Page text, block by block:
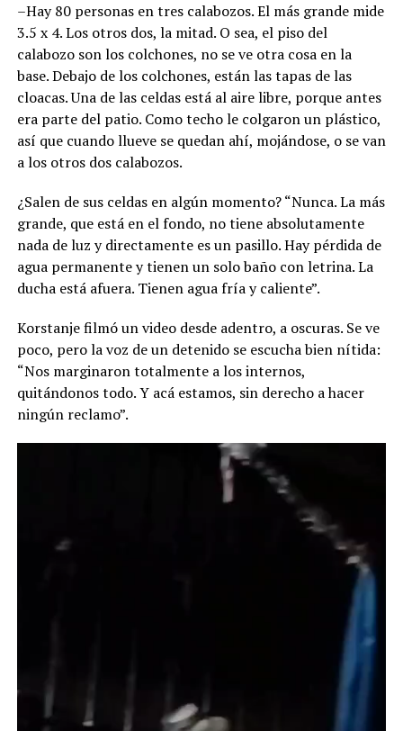
–Hay 80 personas en tres calabozos. El más grande mide
3.5 x 4. Los otros dos, la mitad. O sea, el piso del
calabozo son los colchones, no se ve otra cosa en la
base. Debajo de los colchones, están las tapas de las
cloacas. Una de las celdas está al aire libre, porque antes
era parte del patio. Como techo le colgaron un plástico,
así que cuando llueve se quedan ahí, mojándose, o se van
a los otros dos calabozos.
¿Salen de sus celdas en algún momento? “Nunca. La más
grande, que está en el fondo, no tiene absolutamente
nada de luz y directamente es un pasillo. Hay pérdida de
agua permanente y tienen un solo baño con letrina. La
ducha está afuera. Tienen agua fría y caliente”.
Korstanje filmó un video desde adentro, a oscuras. Se ve
poco, pero la voz de un detenido se escucha bien nítida:
“Nos marginaron totalmente a los internos,
quitándonos todo. Y acá estamos, sin derecho a hacer
ningún reclamo”.